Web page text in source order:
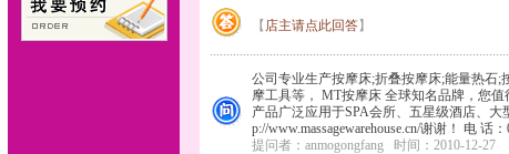
【 店主请点此回答】
公司专业生产按摩床;折叠按摩床;能量热石
摩工具等， MT按摩床 全球知名品牌，您
产品广泛应用于SPA会所、五星级酒店、
p://www.massagewarehouse.cn/谢谢！ 电 话
提问者：anmogongfang 时间：2010-12-27